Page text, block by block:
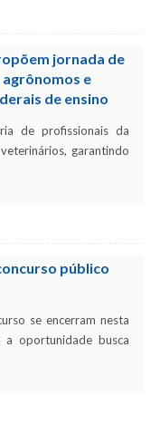
jornada de
agrônomos e
de ensino
de profissionais da
garantindo
público
se encerram nesta
oportunidade busca